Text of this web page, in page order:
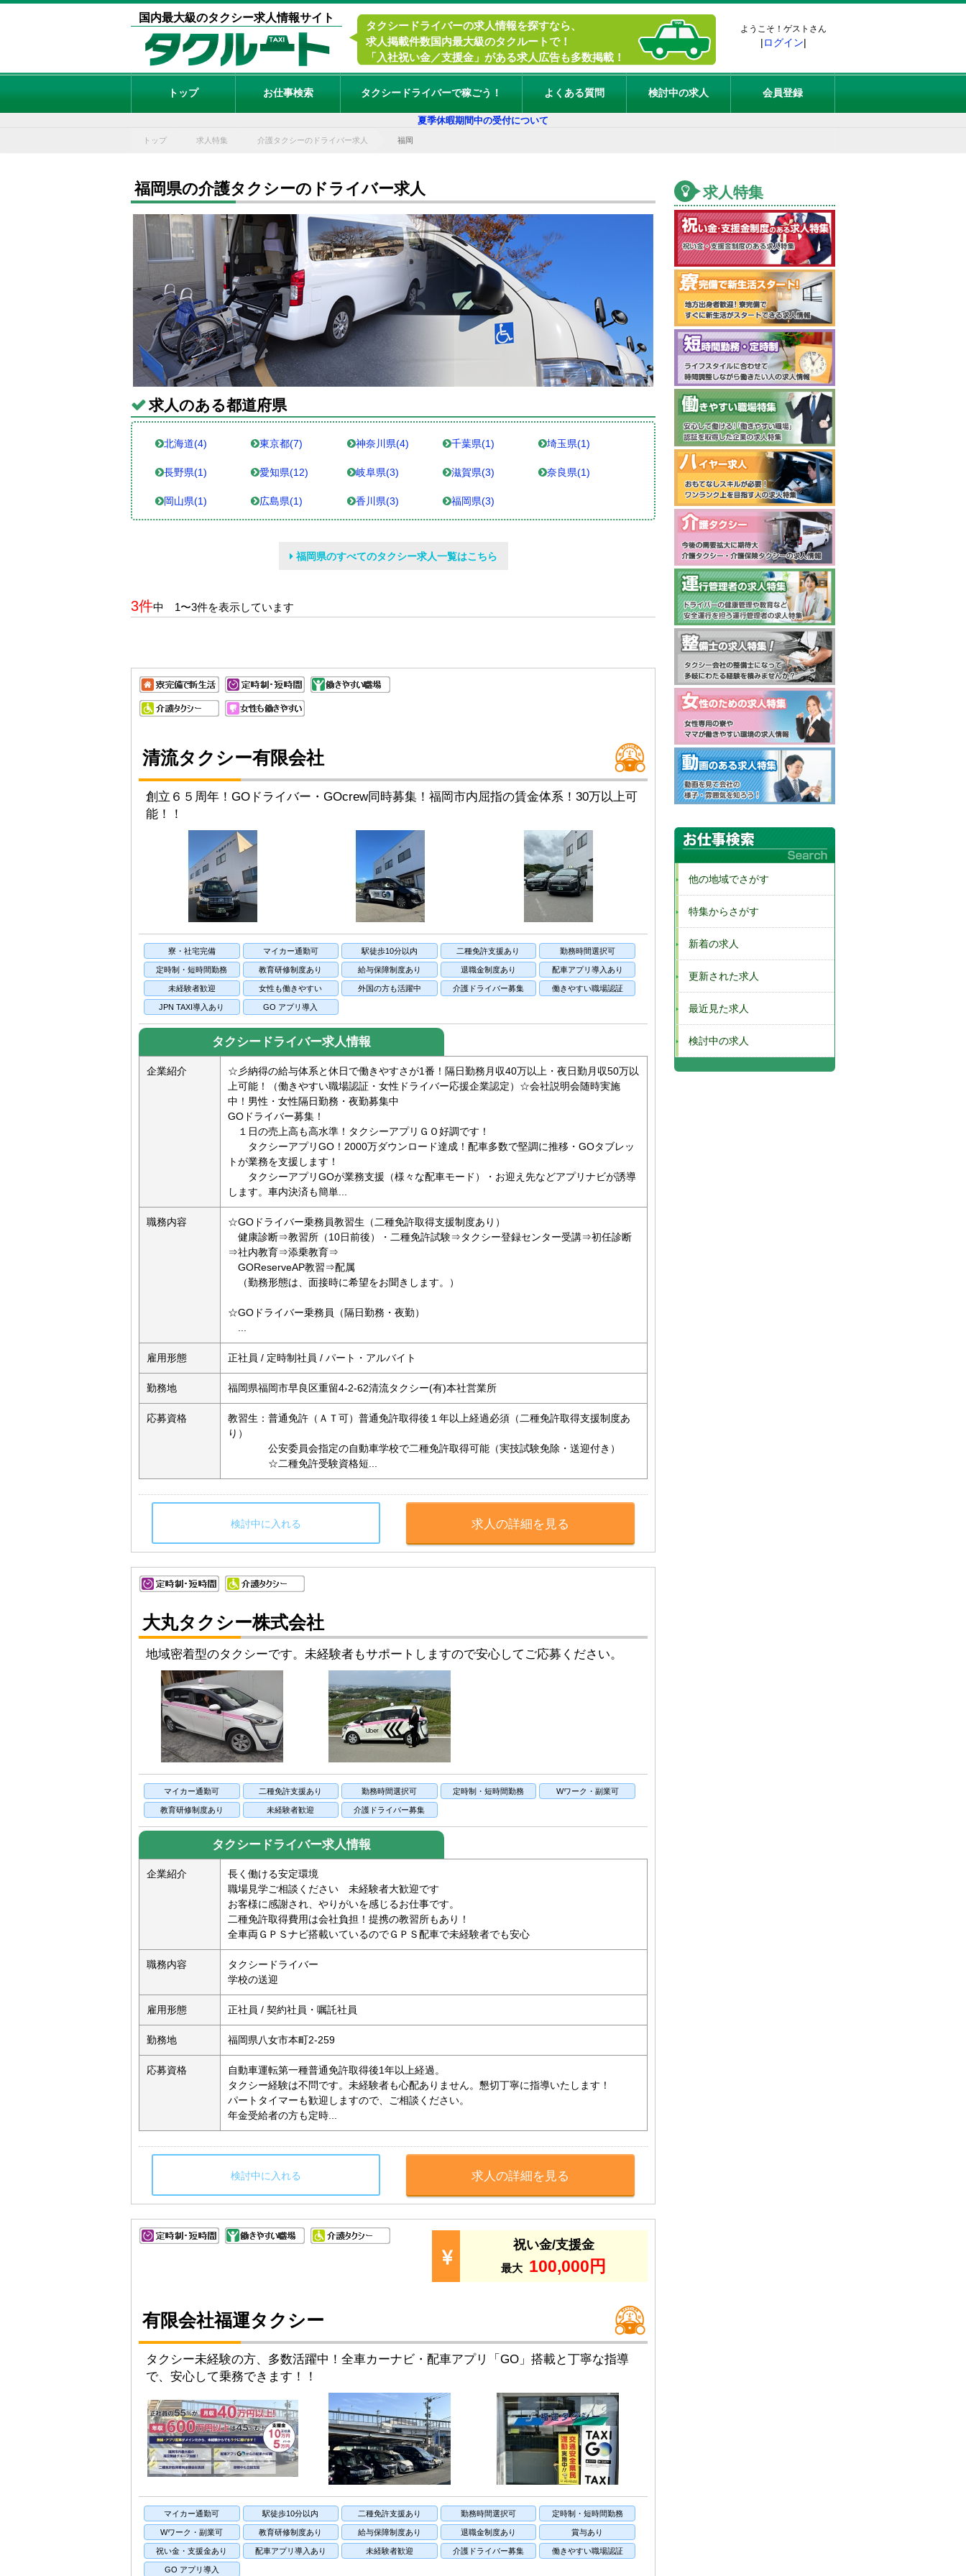
国内最大級のタクシー求人情報サイト
タクシードライバーの求人情報を探すなら、
求人掲載件数国内最大級のタクルートで！
「入社祝い金／支援金」がある求人広告も多数掲載！
ようこそ！ゲストさん
|ログイン|
トップ お仕事検索 タクシードライバーで稼ごう！ よくある質問 検討中の求人 会員登録
夏季休暇期間中の受付について
トップ 求人特集 介護タクシーのドライバー求人 福岡
福岡県の介護タクシーのドライバー求人
求人のある都道府県
北海道(4) 東京都(7) 神奈川県(4) 千葉県(1) 埼玉県(1)
長野県(1) 愛知県(12) 岐阜県(3) 滋賀県(3) 奈良県(1)
岡山県(1) 広島県(1) 香川県(3) 福岡県(3)
福岡県のすべてのタクシー求人一覧はこちら
3件中 1〜3件を表示しています
清流タクシー有限会社
創立６５周年！GOドライバー・GOcrew同時募集！福岡市内屈指の賃金体系！30万以上可
能！！
寮・社宅完備 マイカー通勤可 駅徒歩10分以内 二種免許支援あり 勤務時間選択可
定時制・短時間勤務 教育研修制度あり 給与保障制度あり 退職金制度あり 配車アプリ導入あり
未経験者歓迎 女性も働きやすい 外国の方も活躍中 介護ドライバー募集 働きやすい職場認証
JPN TAXI導入あり GO アプリ導入
タクシードライバー求人情報
企業紹介
☆彡納得の給与体系と休日で働きやすさが1番！隔日勤務月収40万以上・夜日勤月収50万以
上可能！（働きやすい職場認証・女性ドライバー応援企業認定）☆会社説明会随時実施
中！男性・女性隔日勤務・夜勤募集中
GOドライバー募集！
１日の売上高も高水準！タクシーアプリＧＯ好調です！
タクシーアプリGO！2000万ダウンロード達成！配車多数で堅調に推移・GOタブレッ
トが業務を支援します！
タクシーアプリGOが業務支援（様々な配車モード）・お迎え先などアプリナビが誘導
します。車内決済も簡単...
職務内容
☆GOドライバー乗務員教習生（二種免許取得支援制度あり）
健康診断⇒教習所（10日前後）・二種免許試験⇒タクシー登録センター受講⇒初任診断
⇒社内教育⇒添乗教育⇒
GOReserveAP教習⇒配属
（勤務形態は、面接時に希望をお聞きします。）
☆GOドライバー乗務員（隔日勤務・夜勤）
雇用形態 正社員 / 定時制社員 / パート・アルバイト
勤務地 福岡県福岡市早良区重留4-2-62清流タクシー(有)本社営業所
応募資格
教習生：普通免許（ＡＴ可）普通免許取得後１年以上経過必須（二種免許取得支援制度あ
り）
公安委員会指定の自動車学校で二種免許取得可能（実技試験免除・送迎付き）
☆二種免許受験資格短...
検討中に入れる 求人の詳細を見る
大丸タクシー株式会社
地域密着型のタクシーです。未経験者もサポートしますので安心してご応募ください。
マイカー通勤可 二種免許支援あり 勤務時間選択可 定時制・短時間勤務 Wワーク・副業可
教育研修制度あり 未経験者歓迎 介護ドライバー募集
タクシードライバー求人情報
企業紹介
長く働ける安定環境
職場見学ご相談ください 未経験者大歓迎です
お客様に感謝され、やりがいを感じるお仕事です。
二種免許取得費用は会社負担！提携の教習所もあり！
全車両ＧＰＳナビ搭載いているのでＧＰＳ配車で未経験者でも安心
職務内容
タクシードライバー
学校の送迎
雇用形態 正社員 / 契約社員・嘱託社員
勤務地 福岡県八女市本町2-259
応募資格
自動車運転第一種普通免許取得後1年以上経過。
タクシー経験は不問です。未経験者も心配ありません。懇切丁寧に指導いたします！
パートタイマーも歓迎しますので、ご相談ください。
年金受給者の方も定時...
検討中に入れる 求人の詳細を見る
祝い金/支援金
最大 100,000円
有限会社福運タクシー
タクシー未経験の方、多数活躍中！全車カーナビ・配車アプリ「GO」搭載と丁寧な指導
で、安心して乗務できます！！
マイカー通勤可 駅徒歩10分以内 二種免許支援あり 勤務時間選択可 定時制・短時間勤務
Wワーク・副業可 教育研修制度あり 給与保障制度あり 退職金制度あり 賞与あり
祝い金・支援金あり 配車アプリ導入あり 未経験者歓迎 介護ドライバー募集 働きやすい職場認証
GO アプリ導入
求人特集
他の地域でさがす
特集からさがす
新着の求人
更新された求人
最近見た求人
検討中の求人